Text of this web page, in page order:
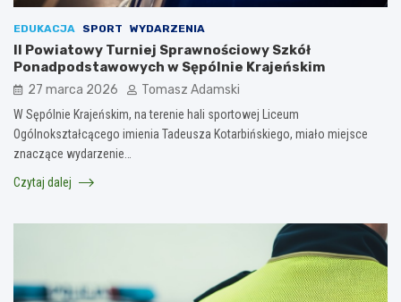
EDUKACJA SPORT WYDARZENIA
II Powiatowy Turniej Sprawnościowy Szkół
Ponadpodstawowych w Sępólnie Krajeńskim
27 marca 2026 Tomasz Adamski
W Sępólnie Krajeńskim, na terenie hali sportowej Liceum
Ogólnokształcącego imienia Tadeusza Kotarbińskiego, miało miejsce
znaczące wydarzenie…
Czytaj dalej